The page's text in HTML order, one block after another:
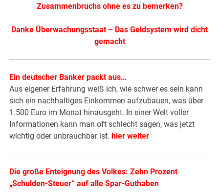
Zusammenbruchs ohne es zu bemerken?
Danke Überwachungsstaat – Das Geldsystem wird dicht
gemacht
Ein deutscher Banker packt aus…
Aus eigener Erfahrung weiß ich, wie schwer es sein kann
sich ein nachhaltiges Einkommen aufzubauen, was über
1.500 Euro im Monat hinausgeht. In einer Welt voller
Informationen kann man oft schlecht sagen, was jetzt
wichtig oder unbrauchbar ist. hier weiter
Die große Enteignung des Volkes: Zehn Prozent
„Schulden-Steuer“ auf alle Spar-Guthaben